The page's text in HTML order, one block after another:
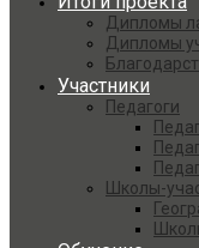
Дипломы
Дипломы
Участники
Педагоги
Школы-